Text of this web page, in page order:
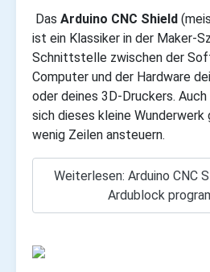
Das Arduino CNC Shield
ist ein Klassiker in der Maker-
Schnittstelle zwischen der
Computer und der Hardware
oder deines 3D-Druckers.
sich dieses kleine Wunderwerk
wenig Zeilen ansteuern.
Weiterlesen: Arduino CNC
Ardublock